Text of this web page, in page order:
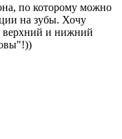
по которому можно
на зубы. Хочу
верхний и нижний